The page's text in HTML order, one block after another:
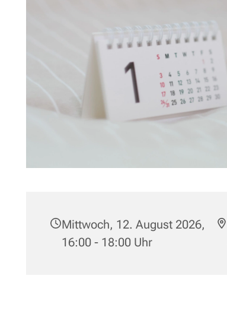
Mittwoch, 12. August 2026,
16:00 - 18:00 Uhr